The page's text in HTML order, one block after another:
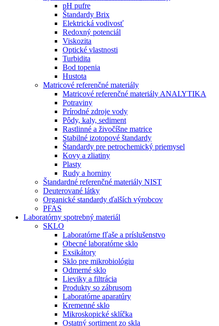
pH pufre
Štandardy Brix
Elektrická vodivosť
Redoxný potenciál
Viskozita
Optické vlastnosti
Turbidita
Bod topenia
Hustota
Matricové referenčné materiály
Matricové referenčné materiály ANALYTIKA
Potraviny
Prírodné zdroje vody
Pôdy, kaly, sediment
Rastlinné a živočíšne matrice
Stabilné izotopové štandardy
Štandardy pre petrochemický priemysel
Kovy a zliatiny
Plasty
Rudy a horniny
Štandardné referenčné materiály NIST
Deuterované látky
Organické standardy ďalších výrobcov
PFAS
Laboratórny spotrebný materiál
SKLO
Laboratórne fľaše a príslušenstvo
Obecné laboratórne sklo
Exsikátory
Sklo pre mikrobiológiu
Odmerné sklo
Lieviky a filtrácia
Produkty so zábrusom
Laboratórne aparatúry
Kremenné sklo
Mikroskopické sklíčka
Ostatný sortiment zo skla